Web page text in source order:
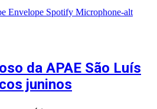
Envelope Spotify Microphone-alt
da APAE São Luís
juninos